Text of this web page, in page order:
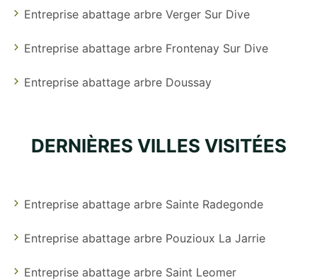
Entreprise abattage arbre Verger Sur Dive
Entreprise abattage arbre Frontenay Sur Dive
Entreprise abattage arbre Doussay
DERNIÈRES VILLES VISITÉES
Entreprise abattage arbre Sainte Radegonde
Entreprise abattage arbre Pouzioux La Jarrie
Entreprise abattage arbre Saint Leomer